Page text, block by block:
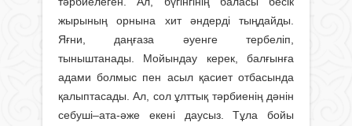
жырының орнына хит әндерді тыңдайды.
Яғни, даңғаза әуенге тербеліп,
тыныштанады. Мойындау керек, балғынға
адами болмыс пен асыл қасиет отбасында
қалыптасады. Ал, сол ұлттық тәрбиенің дәнін
себуші–ата-әже екені даусыз. Тұла бойы